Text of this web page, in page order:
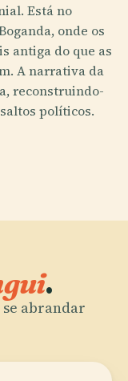
Está no
onde os
antiga do que as
A narrativa da
reconstruindo-
políticos.
.
abrandar